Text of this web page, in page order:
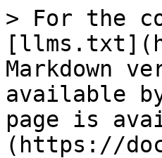
> For the
Markdown
available
page is
(https://